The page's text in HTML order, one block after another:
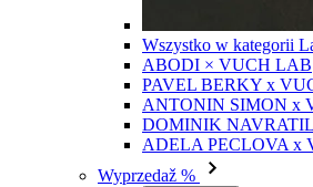
Wszystko w kategorii
ABODI × VUCH LAB
PAVEL BERKY x
ANTONIN SIMON x
DOMINIK
ADELA PECLOVA x
Wyprzedaž %